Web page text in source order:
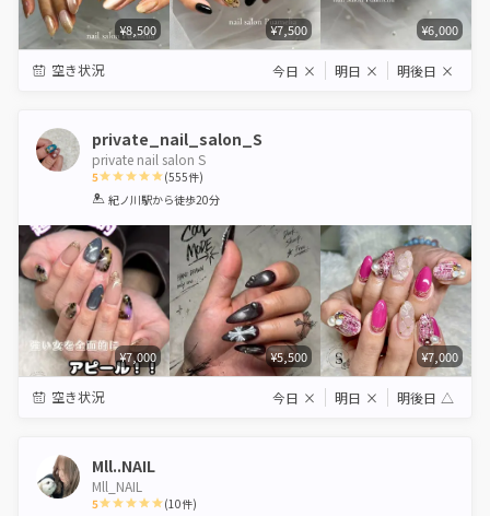
¥8,500 ¥7,500 ¥6,000
空き状況 今日 × 明日 × 明後日 ×
private_nail_salon_S
private nail salon S
5
1 2 3 4 5
(555件)
紀ノ川駅から徒歩20分
¥7,000 ¥5,500 ¥7,000
空き状況 今日 × 明日 × 明後日 △
Mll..NAIL
Mll_NAIL
5 (10件)